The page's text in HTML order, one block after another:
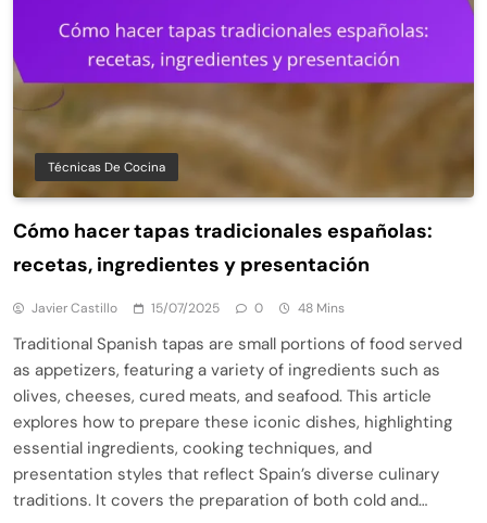
Técnicas De Cocina
Cómo hacer tapas tradicionales españolas:
recetas, ingredientes y presentación
Javier Castillo 15/07/2025 0 48 Mins
Traditional Spanish tapas are small portions of food served
as appetizers, featuring a variety of ingredients such as
olives, cheeses, cured meats, and seafood. This article
explores how to prepare these iconic dishes, highlighting
essential ingredients, cooking techniques, and
presentation styles that reflect Spain’s diverse culinary
traditions. It covers the preparation of both cold and…